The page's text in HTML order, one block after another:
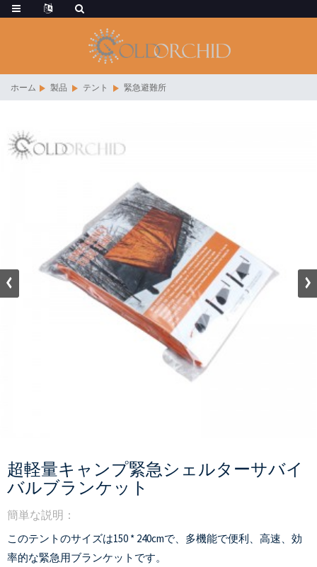
ホーム 製品 テント 緊急避難所
超軽量キャンプ緊急シェルターサバイ
バルブランケット
簡単な説明：
このテントのサイズは150 * 240cmで、多機能で便利、高速、効
率的な緊急用ブランケットです。